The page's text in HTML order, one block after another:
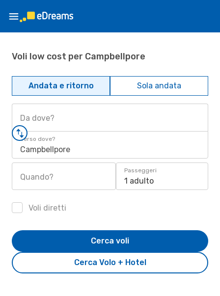
Voli low cost per Campbellpore
Andata e ritorno Sola andata
Da dove?
Verso dove?
Campbellpore
Quando?
Passeggeri
1 adulto
Voli diretti
Cerca Volo + Hotel
Cerca voli